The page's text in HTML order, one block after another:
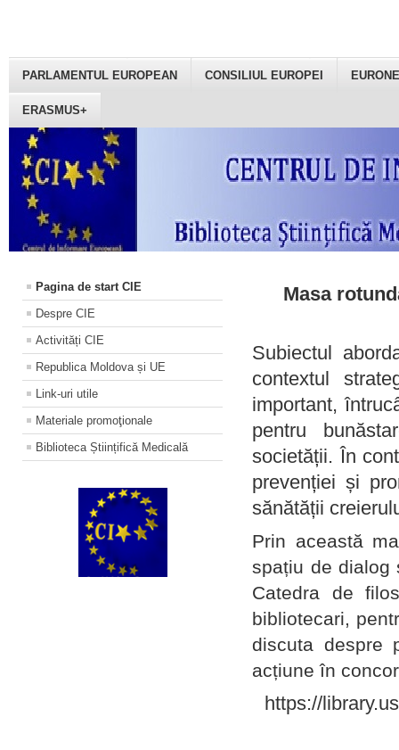
PARLAMENTUL EUROPEAN CONSILIUL EUROPEI
ERASMUS+
Pagina de start CIE
Despre CIE
Activități CIE
Republica Moldova și UE
Link-uri utile
Materiale promoţionale
Biblioteca Științifică Medicală
Masa
Subiectul
contextul
important,
pentru
societății. În
prevenției și
sănătății
Prin această
spațiu de dialog
Catedra de
bibliotecari,
discuta despre
acțiune în
https://